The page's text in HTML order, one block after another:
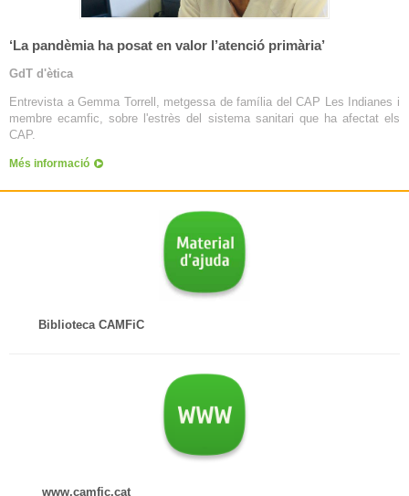
‘La pandèmia ha posat en valor l’atenció primària’
GdT d'ètica
Entrevista a Gemma Torrell, metgessa de família del CAP Les Indianes i
membre ecamfic, sobre l'estrès del sistema sanitari que ha afectat els
CAP.
Més informació
Biblioteca CAMFiC
www.camfic.cat